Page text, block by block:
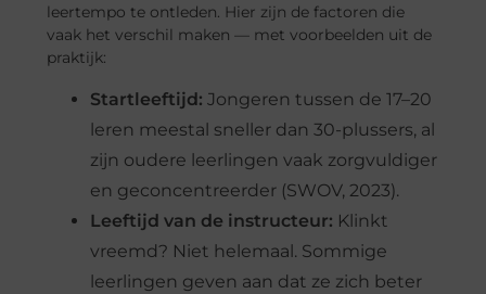
leertempo te ontleden. Hier zijn de factoren die
vaak het verschil maken — met voorbeelden uit de
praktijk:
Startleeftijd: Jongeren tussen de 17–20
leren meestal sneller dan 30-plussers, al
zijn oudere leerlingen vaak zorgvuldiger
en geconcentreerder (SWOV, 2023).
Leeftijd van de instructeur: Klinkt
vreemd? Niet helemaal. Sommige
leerlingen geven aan dat ze zich beter